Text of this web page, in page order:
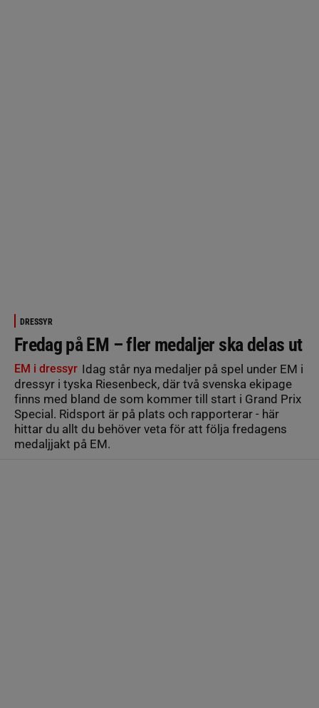
DRESSYR
Fredag på EM – fler medaljer ska delas ut
EM i dressyr Idag står nya medaljer på spel under EM i
dressyr i tyska Riesenbeck, där två svenska ekipage
finns med bland de som kommer till start i Grand Prix
Special. Ridsport är på plats och rapporterar - här
hittar du allt du behöver veta för att följa fredagens
medaljjakt på EM.